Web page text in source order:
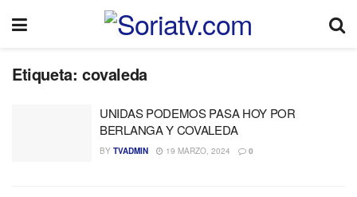
Etiqueta: covaleda
UNIDAS PODEMOS PASA HOY POR
BERLANGA Y COVALEDA
BY TVADMIN 19 MARZO, 2024 0